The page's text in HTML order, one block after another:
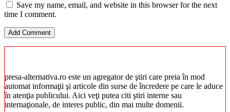
Save my name, email, and website in this browser for the next
time I comment.
presa-alternativa.ro este un agregator de ştiri care preia în mod
automat informaţii şi articole din surse de încredere pe care le aduce
în atenţia publicului. Aici veţi putea citi ştiri interne sau
internaţionale, de interes public, din mai multe domenii.